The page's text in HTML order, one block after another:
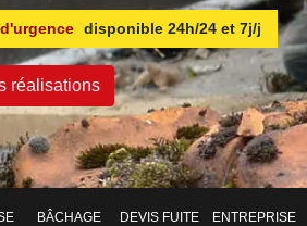
disponible 24h/24 et 7j/j
réalisations
BÂCHAGE
DEVIS FUITE
ENTREPRISE